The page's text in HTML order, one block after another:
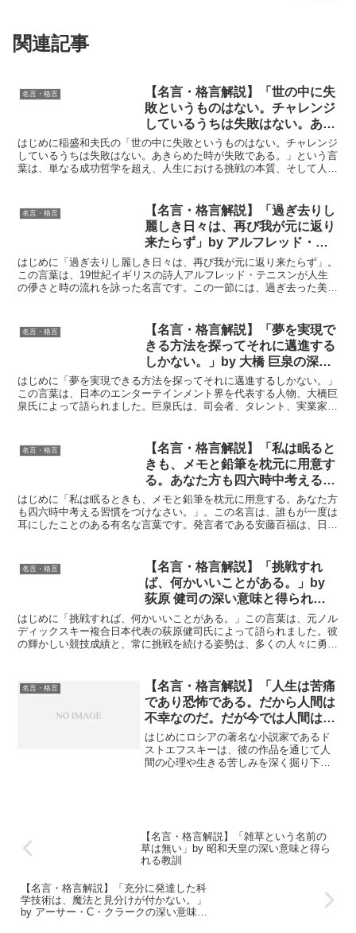
関連記事
名言・格言
【名言・格言解説】「世の中に失
敗というものはない。チャレンジ
しているうちは失敗はない。あき
らめた時が失敗である。」by 稲
盛和夫の深い意味と得られる教訓
はじめに稲盛和夫氏の「世の中に失敗というものはない。チャレンジ
しているうちは失敗はない。あきらめた時が失敗である。」という言
葉は、単なる成功哲学を超え、人生における挑戦の本質、そして人間
名言・格言
【名言・格言解説】「過ぎ去りし
麗しき日々は、再び我が元に返り
来たらず」by アルフレッド・テ
ニスンの深い意味と得られる教訓
はじめに「過ぎ去りし麗しき日々は、再び我が元に返り来たらず」。
この言葉は、19世紀イギリスの詩人アルフレッド・テニスンが人生
の儚さと時の流れを詠った名言です。この一節には、過ぎ去った美し
名言・格言
【名言・格言解説】「夢を実現で
きる方法を探ってそれに邁進する
しかない。」by 大橋 巨泉の深い
意味と得られる教訓
はじめに「夢を実現できる方法を探ってそれに邁進するしかない。」
この言葉は、日本のエンターテインメント界を代表する人物、大橋巨
泉氏によって語られました。巨泉氏は、司会者、タレント、実業家、
名言・格言
【名言・格言解説】「私は眠ると
きも、メモと鉛筆を枕元に用意す
る。あなた方も四六時中考える習
慣をつけなさい。」by 安藤百福
の深い意味と得られる教訓
はじめに「私は眠るときも、メモと鉛筆を枕元に用意する。あなた方
も四六時中考える習慣をつけなさい。」。この名言は、誰もが一度は
耳にしたことのある有名な言葉です。発言者である安藤百福は、日本
名言・格言
【名言・格言解説】「挑戦すれ
ば、何かいいことがある。」by
荻原 健司の深い意味と得られる
教訓
はじめに「挑戦すれば、何かいいことがある。」この言葉は、元ノル
ディックスキー複合日本代表の荻原健司氏によって語られました。彼
の輝かしい競技成績と、常に挑戦を続ける姿勢は、多くの人々に勇気
名言・格言
【名言・格言解説】「人生は苦痛
であり恐怖である。だから人間は
不幸なのだ。だが今では人間は人
生を愛している。それは苦痛と恐
怖を愛するからだ」by ドストエ
フスキーの深い意味と得られる教
はじめにロシアの著名な小説家であるド
ストエフスキーは、彼の作品を通じて人
間の心理や生きる苦しみを深く掘り下
【名言・格言解説】「雑草という名前の
草は無い」by 昭和天皇の深い意味と得ら
れる教訓
【名言・格言解説】「充分に発達した科
学技術は、魔法と見分けが付かない。」
by アーサー・C・クラークの深い意味と